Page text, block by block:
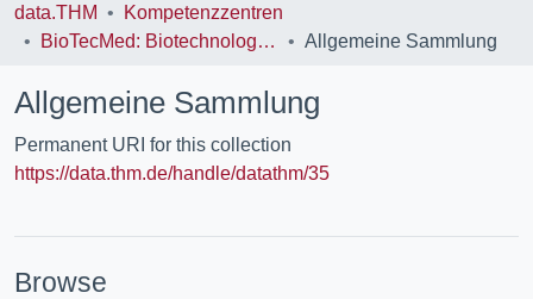
COMMUNITIES & COLLECTIONS
ALL OF DATA.THM
STATISTICS
data.THM
Kompetenzzentren
BioTecMed: Biotechnologie und Biomedizinische Physik
Allgemeine Sammlung
Allgemeine Sammlung
Permanent URI for this collection
https://data.thm.de/handle/datathm/35
Browse